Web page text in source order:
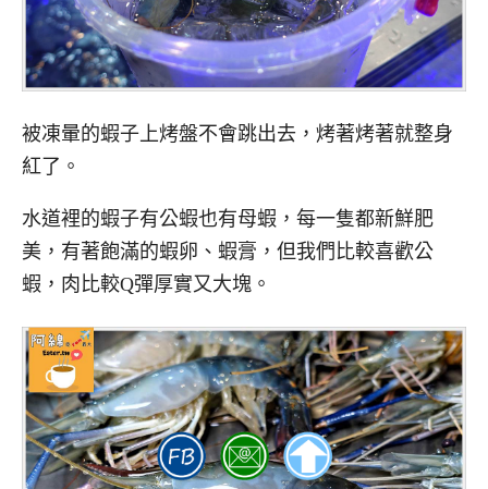
被凍暈的蝦子上烤盤不會跳出去，烤著烤著就整身
紅了。
水道裡的蝦子有公蝦也有母蝦，每一隻都新鮮肥
美，有著飽滿的蝦卵、蝦膏，但我們比較喜歡公
蝦，肉比較Q彈厚實又大塊。